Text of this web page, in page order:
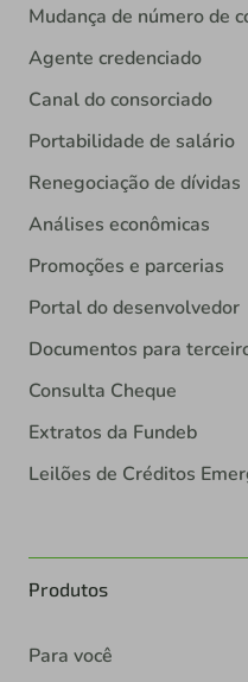
Mudança de número de
Agente credenciado
Canal do consorciado
Portabilidade de salário
Renegociação de dívidas
Análises econômicas
Promoções e parcerias
Portal do desenvolvedor
Documentos para
Consulta Cheque
Extratos da Fundeb
Leilões de Créditos
Produtos
Para você